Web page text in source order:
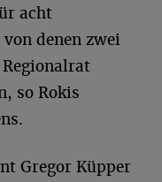
acht
denen zwei
so Rokis
Gregor Küpper